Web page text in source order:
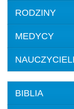
RODZINY
MEDYCY
BIBLIA